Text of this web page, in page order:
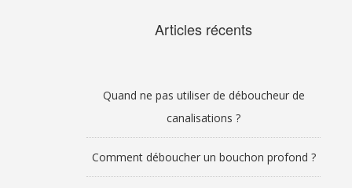
Articles récents
Quand ne pas utiliser de déboucheur de
canalisations ?
Comment déboucher un bouchon profond ?